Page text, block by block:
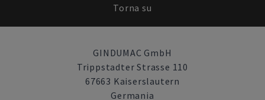
Torna su
GINDUMAC GmbH
Trippstadter Strasse 110
67663 Kaiserslautern
Germania